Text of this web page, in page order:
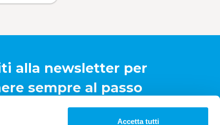
Accetta tutti
alla newsletter per
sempre al passo